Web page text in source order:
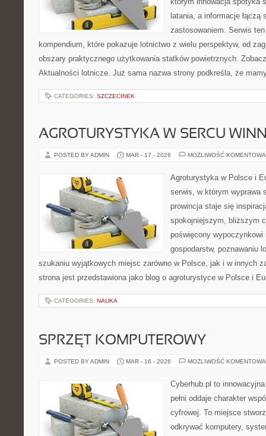
latania, a informacje
zastosowaniem. Serwis
kompendium, które pokazuje lotnictwo z wielu perspektyw, od
obszary praktycznego użytkowania statków powietrznych.
Aktualności lotnicze. Już sama nazwa strony podkreśla, że
CATEGORIES: SZCZECINEK
AGROTURYSTYKA W SERCU
POSTED BY ADMIN MAR - 17 - 2026 MOŻLIWOŚĆ
Agroturystyka w Polsce i
serwis, w którym wyprawa
prowincja staje się
spokojniejszym, bliższym
poświęcony wypoczynkowi
gospodarstw, poznawaniu
szukaniu wyjątkowych miejsc zarówno w Polsce, jak i w innych
strona jest przedstawiona jako blog o agroturystyce w Polsce i
CATEGORIES: NAUKA
SPRZĘT KOMPUTEROWY
POSTED BY ADMIN MAR - 16 - 2026 MOŻLIWOŚĆ
Cyberhub.pl to
pełni oddaje charakter
cyfrowej. To miejsce
odkrywać komputery,